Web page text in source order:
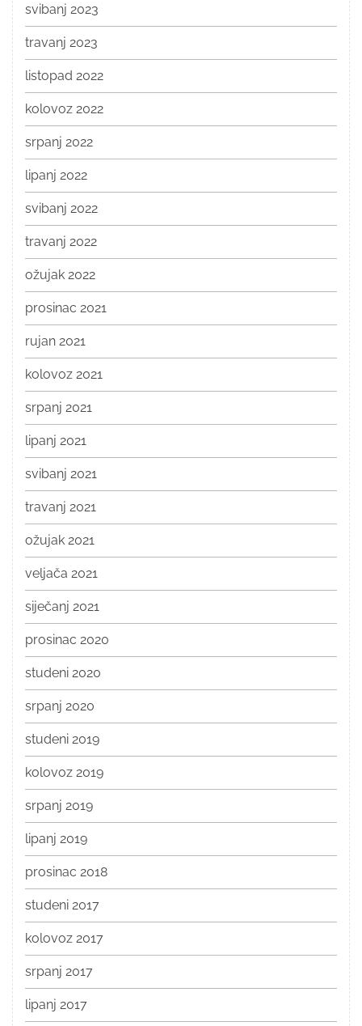
svibanj 2023
travanj 2023
listopad 2022
kolovoz 2022
srpanj 2022
lipanj 2022
svibanj 2022
travanj 2022
ožujak 2022
prosinac 2021
rujan 2021
kolovoz 2021
srpanj 2021
lipanj 2021
svibanj 2021
travanj 2021
ožujak 2021
veljača 2021
siječanj 2021
prosinac 2020
studeni 2020
srpanj 2020
studeni 2019
kolovoz 2019
srpanj 2019
lipanj 2019
prosinac 2018
studeni 2017
kolovoz 2017
srpanj 2017
lipanj 2017